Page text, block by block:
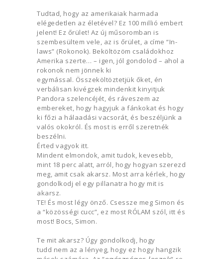
Tudtad, hogy az amerikaiak harmada
elégedetlen az életével? Ez 100 millió embert
jelent! Ez őrület! Az új műsoromban is
szembesültem vele, az is őrület, a címe “In-
laws” (Rokonok). Beköltözöm családokhoz
Amerika szerte… – igen, jól gondolod – ahol a
rokonok nem jönnek ki
egymással. Összeköltöztetjük őket, én
verbálisan kivégzek mindenkit kinyitjuk
Pandora szelencéjét, és ráveszem az
embereket, hogy hagyjuk a fánkokat és hogy
ki főzi a hálaadási vacsorát, és beszéljünk a
valós okokról. És most is erről szeretnék
beszélni.
Érted vagyok itt.
Mindent elmondok, amit tudok, kevesebb,
mint 18 perc alatt, arról, hogy hogyan szerezd
meg, amit csak akarsz. Most arra kérlek, hogy
gondolkodj el egy pillanatra hogy mit is
akarsz.
TE! És most légy önző. Csessze meg Simon és
a “közösségi cucc”, ez most RÓLAM szól, itt és
most! Bocs, Simon.
Te mit akarsz? Úgy gondolkodj, hogy
tudd nem az a lényeg, hogy ez hogy hangzik